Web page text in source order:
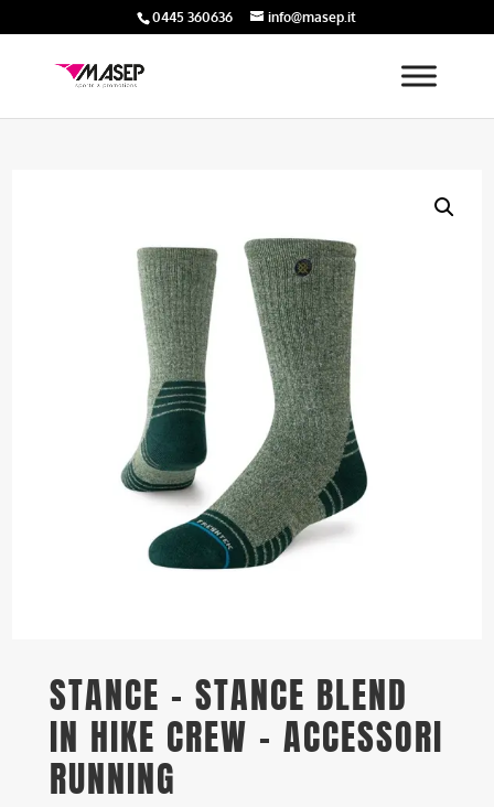
0445 360636 info@masep.it
STANCE – STANCE BLEND
IN HIKE CREW – ACCESSORI
RUNNING